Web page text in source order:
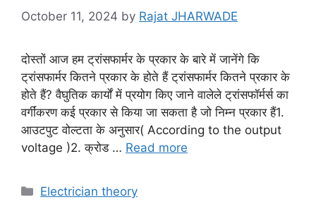
October 11, 2024 by Rajat JHARWADE
दोस्तों आज हम ट्रांसफार्मर के प्रकार के बारे में जानेंगे कि
ट्रांसफार्मर कितने प्रकार के होते हैं ट्रांसफार्मर कितने प्रकार के
होते हैं? वैघुतिक कार्यों में प्रयोग किए जाने वालेले ट्रांसफॉर्मर्स का
वर्गींकरण कई प्रकार से किया जा सकता है जो निम्न प्रकार हैं1.
आउटपुट वोल्टता के अनुसार( According to the output
voltage )2. क्रोड … Read more
Categories
Electrician theory